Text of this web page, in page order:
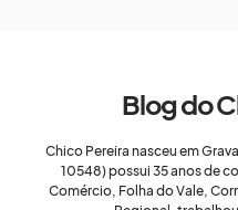
Blog do
Chico Pereira nasceu em
10548) possui 35 anos de
Comércio, Folha do Vale,